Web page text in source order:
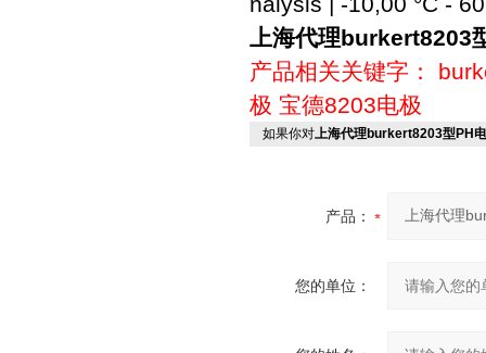
上海代理burkert8203
产品相关关键字：
极 宝德8203电极
如果你对上海代理burkert8203型PH
产品：
您的单位：